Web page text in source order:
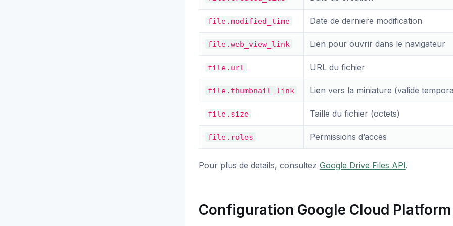
file.modified_time Date de derniere modification
file.web_view_link Lien pour ouvrir dans le navigateur
file.url URL du fichier
file.thumbnail_link Lien vers la miniature (valide
file.size Taille du fichier (octets)
file.roles Permissions d’acces
Pour plus de details, consultez Google Drive Files API.
Configuration Google Cloud Platform